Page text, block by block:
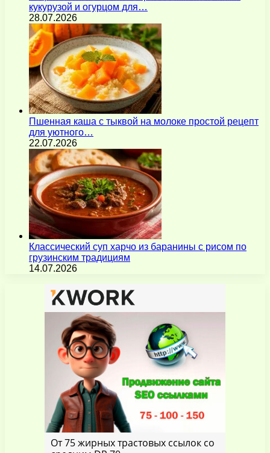
кукурузой и огурцом для…
28.07.2026
Пшенная каша с тыквой на молоке простой рецепт
для уютного…
22.07.2026
Классический суп харчо из баранины с рисом по
грузинским традициям
14.07.2026